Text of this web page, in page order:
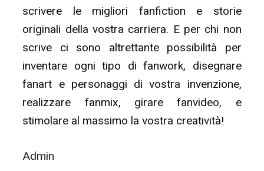
scrivere le migliori fanfiction e storie
originali della vostra carriera. E per chi non
scrive ci sono altrettante possibilità per
inventare ogni tipo di fanwork, disegnare
fanart e personaggi di vostra invenzione,
realizzare fanmix, girare fanvideo, e
stimolare al massimo la vostra creatività!
Admin